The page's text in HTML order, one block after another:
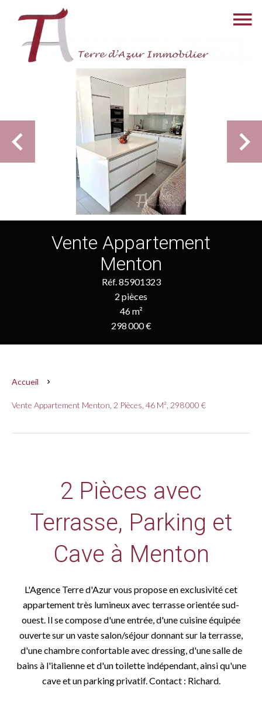
Vente Appartement
Menton
Réf. 85901323
2 pièces
46 m²
298 000 €
Accueil
Vente Appartement Menton, 2 Pièces, 46 M², 298 000 €
2 Pièces avec
Terrasse, Parking et
Cave à Menton
L'Agence Terre d'Azur vous propose en exclusivité cet
appartement très lumineux avec terrasse orientée sud-
ouest. Il se compose d'une entrée, d'une cuisine équipée
ouverte sur un vaste salon/séjour donnant sur la terrasse,
d'une chambre confortable avec dressing, d'une salle de
bains à l'italienne et d'un toilette indépendant, ainsi qu'une
cave et un parking privatif. Contact : Richard.